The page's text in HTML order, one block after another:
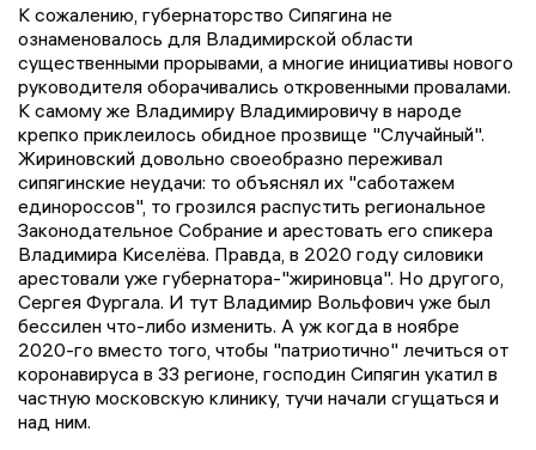
К сожалению, губернаторство Сипягина не
ознаменовалось для Владимирской области
существенными прорывами, а многие инициативы нового
руководителя оборачивались откровенными провалами.
К самому же Владимиру Владимировичу в народе
крепко приклеилось обидное прозвище "Случайный".
Жириновский довольно своеобразно переживал
сипягинские неудачи: то объяснял их "саботажем
единороссов", то грозился распустить региональное
Законодательное Собрание и арестовать его спикера
Владимира Киселёва. Правда, в 2020 году силовики
арестовали уже губернатора-"жириновца". Но другого,
Сергея Фургала. И тут Владимир Вольфович уже был
бессилен что-либо изменить. А уж когда в ноябре
2020-го вместо того, чтобы "патриотично" лечиться от
коронавируса в 33 регионе, господин Сипягин укатил в
частную московскую клинику, тучи начали сгущаться и
над ним.